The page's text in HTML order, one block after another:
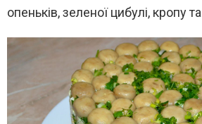
опеньків, зеленої цибулі, кропу